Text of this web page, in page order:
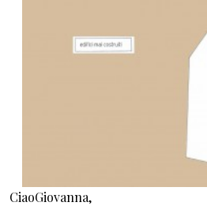
CiaoGiovanna,